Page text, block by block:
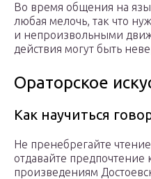
Во время общения на
любая мелочь, так что
и непроизвольными
действия могут быть
Ораторское
Как научиться
Не пренебрегайте
отдавайте предпочтение
произведениям